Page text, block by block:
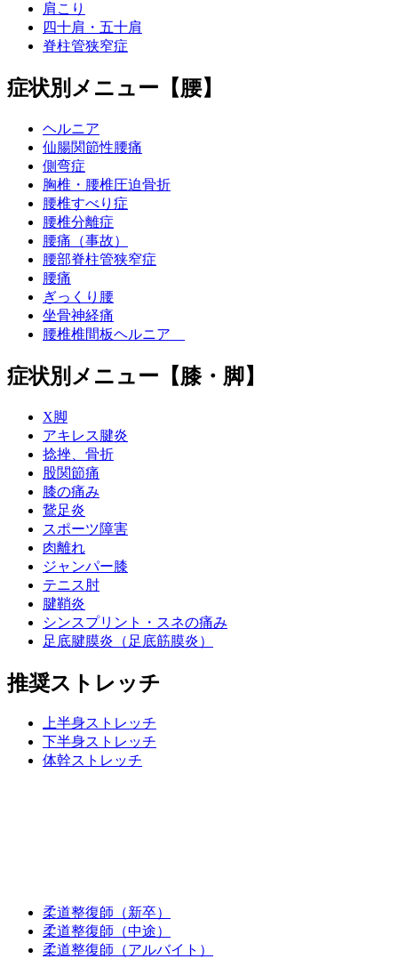
肩こり
四十肩・五十肩
脊柱管狭窄症
症状別メニュー【腰】
ヘルニア
仙腸関節性腰痛
側弯症
胸椎・腰椎圧迫骨折
腰椎すべり症
腰椎分離症
腰痛（事故）
腰部脊柱管狭窄症
腰痛
ぎっくり腰
坐骨神経痛
腰椎椎間板ヘルニア
症状別メニュー【膝・脚】
X脚
アキレス腱炎
捻挫、骨折
股関節痛
膝の痛み
鵞足炎
スポーツ障害
肉離れ
ジャンパー膝
テニス肘
腱鞘炎
シンスプリント・スネの痛み
足底腱膜炎（足底筋膜炎）
推奨ストレッチ
上半身ストレッチ
下半身ストレッチ
体幹ストレッチ
柔道整復師（新卒）
柔道整復師（中途）
柔道整復師（アルバイト）